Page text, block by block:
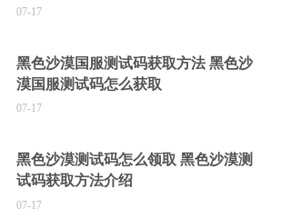
07-17
黑色沙漠国服测试码获取方法 黑色沙
漠国服测试码怎么获取
07-17
黑色沙漠测试码怎么领取 黑色沙漠测
试码获取方法介绍
07-17